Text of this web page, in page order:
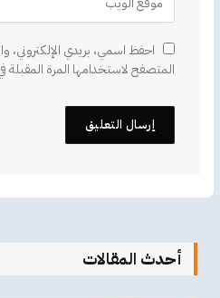
احفظ اسمي، بريدي الإلكتروني،
المتصفح لاستخدامها المرة المقبلة
أحدث المقالات